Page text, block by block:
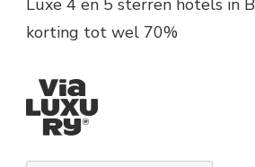
Luxe 4 en 5 sterren hotels in
korting tot wel 70%